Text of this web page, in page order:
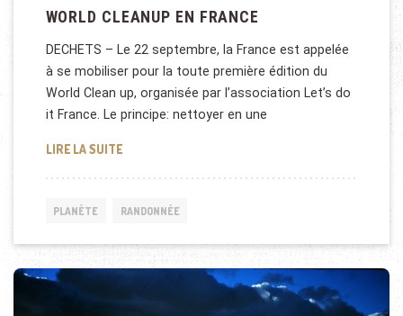
WORLD CLEANUP EN FRANCE
DECHETS – Le 22 septembre, la France est appelée
à se mobiliser pour la toute première édition du
World Clean up, organisée par l’association Let’s do
it France. Le principe: nettoyer en une
LIRE LA SUITEWORLD CLEANUP EN FRANCE
PLANÈTE RANDONNÉE